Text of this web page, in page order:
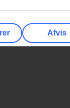
til
fra Afvis